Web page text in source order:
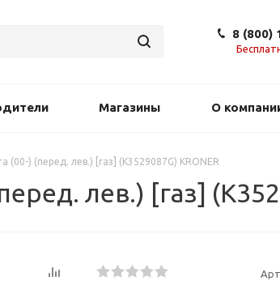
8 (800)
Магазины О
(00-) (перед. лев.) [газ] (K3529087G) KRONER
лев.) [газ]